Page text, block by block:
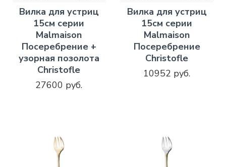
Вилка для устриц
15см серии
Malmaison
Посеребрение +
узорная позолота
Christofle
27600 руб.
Вилка для устриц
15см серии
Malmaison
Посеребрение
Christofle
10952 руб.